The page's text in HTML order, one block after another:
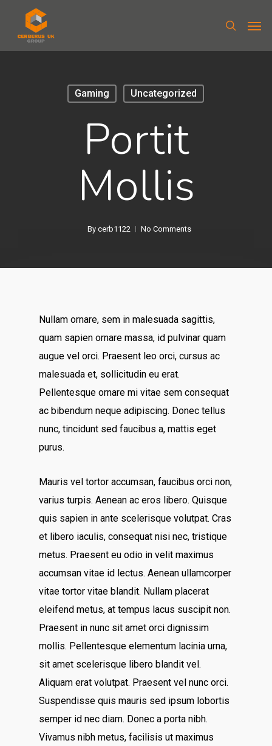
Gaming Uncategorized
Portit
Mollis
By cerb1122 No Comments
Nullam ornare, sem in malesuada sagittis,
quam sapien ornare massa, id pulvinar quam
augue vel orci. Praesent leo orci, cursus ac
malesuada et, sollicitudin eu erat.
Pellentesque ornare mi vitae sem consequat
ac bibendum neque adipiscing. Donec tellus
nunc, tincidunt sed faucibus a, mattis eget
purus.
Mauris vel tortor accumsan, faucibus orci non,
varius turpis. Aenean ac eros libero. Quisque
quis sapien in ante scelerisque volutpat. Cras
et libero iaculis, consequat nisi nec, tristique
metus. Praesent eu odio in velit maximus
accumsan vitae id lectus. Aenean ullamcorper
vitae tortor vitae blandit. Nullam placerat
eleifend metus, at tempus lacus suscipit non.
Praesent in nunc sit amet orci dignissim
mollis. Pellentesque elementum lacinia urna,
sit amet scelerisque libero blandit vel.
Aliquam erat volutpat. Praesent vel nunc orci.
Suspendisse quis mauris sed ipsum lobortis
semper id nec diam. Donec a porta nibh.
Vivamus nibh metus, facilisis ut maximus